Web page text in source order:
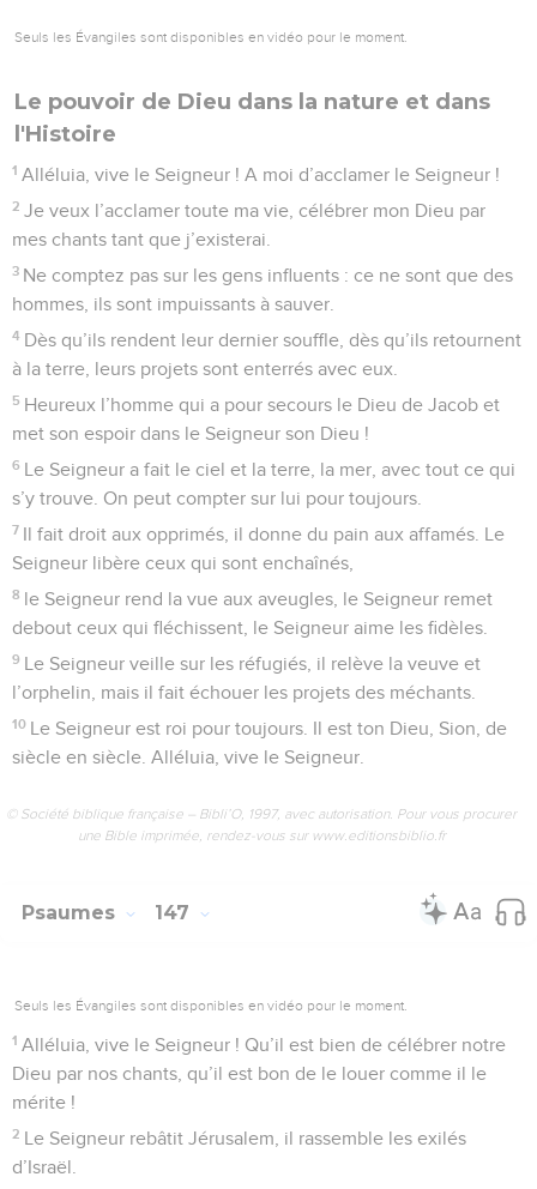
Seuls les Évangiles sont disponibles en vidéo pour le moment.
Le pouvoir de Dieu dans la nature et dans
l'Histoire
1 Alléluia, vive le Seigneur ! A moi d’acclamer le Seigneur !
2 Je veux l’acclamer toute ma vie, célébrer mon Dieu par
mes chants tant que j’existerai.
3 Ne comptez pas sur les gens influents : ce ne sont que des
hommes, ils sont impuissants à sauver.
4 Dès qu’ils rendent leur dernier souffle, dès qu’ils retournent
à la terre, leurs projets sont enterrés avec eux.
5 Heureux l’homme qui a pour secours le Dieu de Jacob et
met son espoir dans le Seigneur son Dieu !
6 Le Seigneur a fait le ciel et la terre, la mer, avec tout ce qui
s’y trouve. On peut compter sur lui pour toujours.
7 Il fait droit aux opprimés, il donne du pain aux affamés. Le
Seigneur libère ceux qui sont enchaînés,
8 le Seigneur rend la vue aux aveugles, le Seigneur remet
debout ceux qui fléchissent, le Seigneur aime les fidèles.
9 Le Seigneur veille sur les réfugiés, il relève la veuve et
l’orphelin, mais il fait échouer les projets des méchants.
10 Le Seigneur est roi pour toujours. Il est ton Dieu, Sion, de
siècle en siècle. Alléluia, vive le Seigneur.
© Société biblique française – Bibli’O, 1997, avec autorisation. Pour vous procurer
une Bible imprimée, rendez-vous sur www.editionsbiblio.fr
Psaumes 147
Seuls les Évangiles sont disponibles en vidéo pour le moment.
1 Alléluia, vive le Seigneur ! Qu’il est bien de célébrer notre
Dieu par nos chants, qu’il est bon de le louer comme il le
mérite !
2 Le Seigneur rebâtit Jérusalem, il rassemble les exilés
d’Israël.